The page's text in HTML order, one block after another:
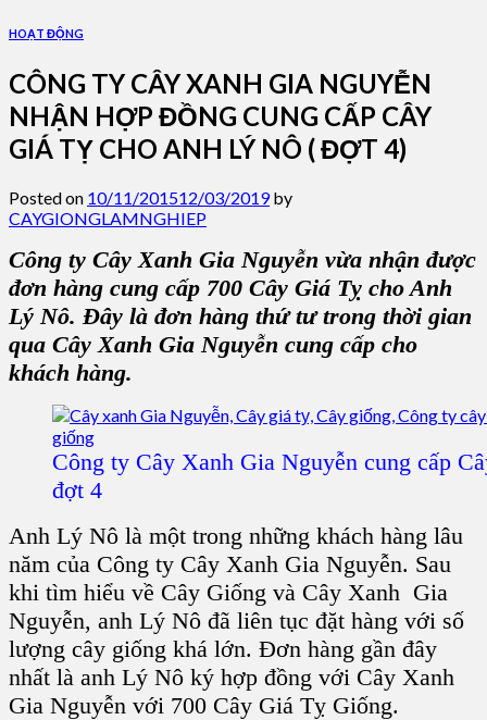
HOẠT ĐỘNG
CÔNG TY CÂY XANH GIA NGUYỄN
NHẬN HỢP ĐỒNG CUNG CẤP CÂY
GIÁ TỴ CHO ANH LÝ NÔ ( ĐỢT 4)
Posted on 10/11/201512/03/2019by
CAYGIONGLAMNGHIEP
Công ty Cây Xanh Gia Nguyễn vừa nhận được
đơn hàng cung cấp 700 Cây Giá Tỵ cho Anh
Lý Nô. Đây là đơn hàng thứ tư trong thời gian
qua Cây Xanh Gia Nguyễn cung cấp cho
khách hàng.
Công ty Cây Xanh Gia Nguyễn cung cấp
đợt 4
Anh Lý Nô là một trong những khách hàng lâu
năm của Công ty Cây Xanh Gia Nguyễn. Sau
khi tìm hiểu về Cây Giống và Cây Xanh Gia
Nguyễn, anh Lý Nô đã liên tục đặt hàng với số
lượng cây giống khá lớn. Đơn hàng gần đây
nhất là anh Lý Nô ký hợp đồng với Cây Xanh
Gia Nguyễn với 700 Cây Giá Tỵ Giống.